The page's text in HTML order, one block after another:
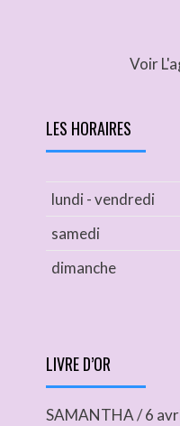
Voir
LES HORAIRES
lundi - vendredi
samedi
dimanche
LIVRE D’OR
SAMANTHA/6